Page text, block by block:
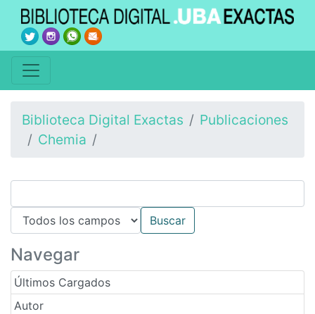
Biblioteca Digital Exactas
Publicaciones
Chemia
Navegar
Últimos Cargados
Autor